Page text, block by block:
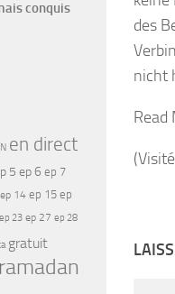
des
nicht
Read
conquis
en direct
5 ep 6 ep 7
ep 14 ep 15 ep
ep 23 ep 27 ep 28
gratuit
ramadan